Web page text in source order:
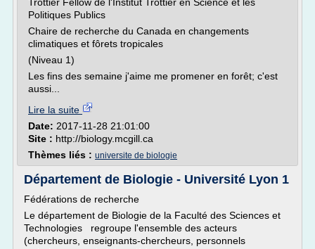
Politiques Publics
Chaire de recherche du Canada en changements
climatiques et fôrets tropicales
(Niveau 1)
Les fins des semaine j'aime me promener en forêt; c'est
aussi...
Lire la suite
Date: 2017-11-28 21:01:00
Site : http://biology.mcgill.ca
Thèmes liés : universite de biologie
Département de Biologie - Université Lyon 1
Fédérations de recherche
Le département de Biologie de la Faculté des Sciences et
Technologies regroupe l'ensemble des acteurs
(chercheurs, enseignants-chercheurs, personnels